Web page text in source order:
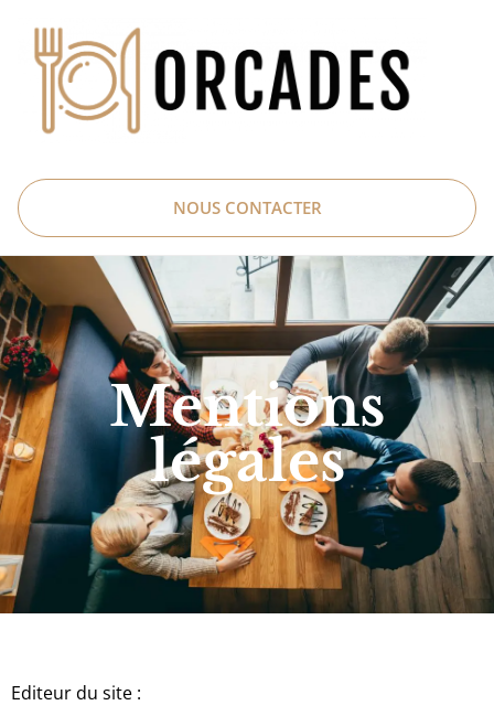
NOUS CONTACTER
Mentions
légales
Editeur du site :